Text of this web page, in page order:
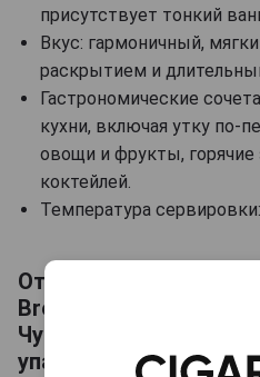
присутствует тонкий
Вкус: гармоничный,
раскрытием и
Гастрономические
кухни, включая утку по-
овощи и фрукты, горячие
коктейлей.
Температура сервировки:
Отзывы на Kweichow
Breeze Водка Байцзю
Чунь Зеленый Бриз
упаковке